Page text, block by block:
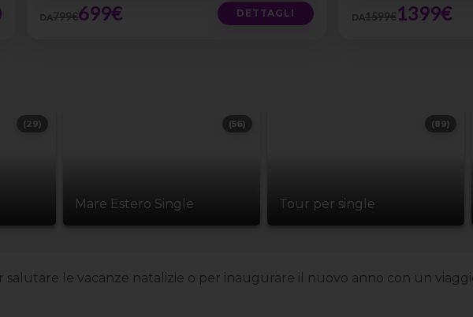
DA799€699€ DETTAGLI DA1599€1399€
(29)
Mare Estero Single
(56)
Tour per single
(89)
salutare le vacanze natalizie o per inaugurare il nuovo anno con un